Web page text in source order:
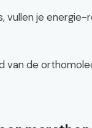
vullen je
van de